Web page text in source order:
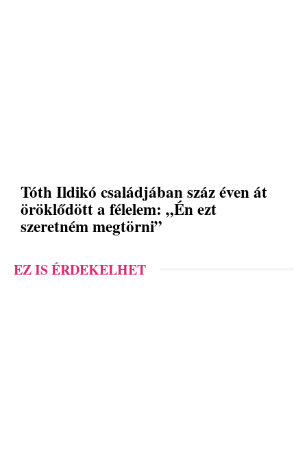
Tóth Ildikó családjában száz éven át
öröklődött a félelem: „Én ezt
szeretném megtörni”
EZ IS ÉRDEKELHET